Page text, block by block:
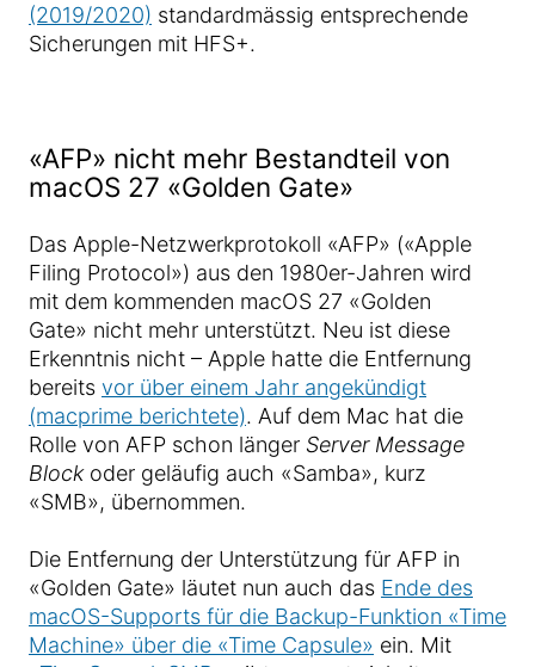
(2019/2020) standardmässig entsprechende
Sicherungen mit HFS+.
«AFP» nicht mehr Bestandteil von
macOS 27 «Golden Gate»
Das Apple-Netzwerkprotokoll «AFP» («Apple
Filing Protocol») aus den 1980er-Jahren wird
mit dem kommenden macOS 27 «Golden
Gate» nicht mehr unterstützt. Neu ist diese
Erkenntnis nicht – Apple hatte die Entfernung
bereits vor über einem Jahr angekündigt
(macprime berichtete). Auf dem Mac hat die
Rolle von AFP schon länger Server Message
Blockoder geläufig auch «Samba», kurz
«SMB», übernommen.
Die Entfernung der Unterstützung für AFP in
«Golden Gate» läutet nun auch das Ende des
macOS-Supports für die Backup-Funktion «Time
Machine» über die «Time Capsule» ein. Mit